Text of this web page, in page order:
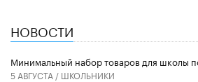
НОВОСТИ
Минимальный набор товаров для школы
5 АВГУСТА / ШКОЛЬНИКИ